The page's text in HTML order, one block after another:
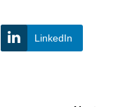
LinkedIn